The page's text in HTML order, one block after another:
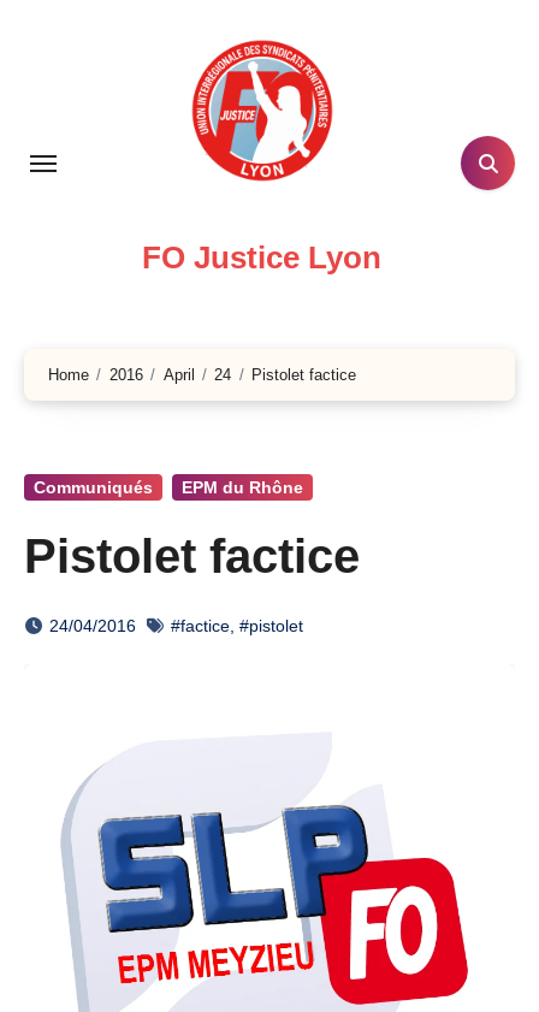
FO Justice Lyon
Home 2016 April 24 Pistolet factice
Communiqués EPM du Rhône
Pistolet factice
24/04/2016 #factice #pistolet